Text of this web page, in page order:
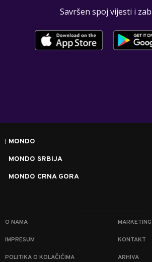
Savršen spoj vijesti i
MONDO
MONDO SRBIJA
MONDO CRNA GORA
O NAMA MARKETING
IMPRESUM KONTAKT
POLITIKA O KOLAČIĆIMA ARHIVA